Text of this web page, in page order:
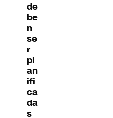
de
be
n
se
r
pl
an
ifi
ca
da
s